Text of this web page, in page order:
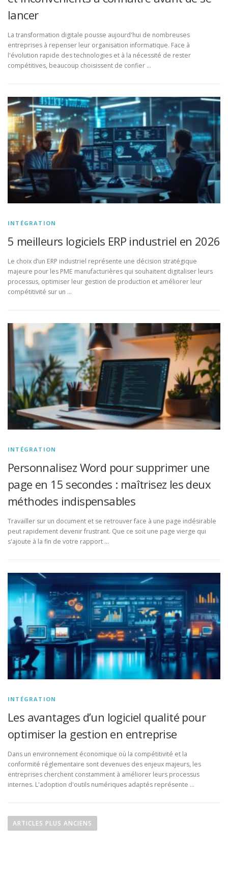
lancer
La transformation digitale pousse aujourd'hui de nombreuses
entreprises à repenser leur organisation informatique. Face à
l'évolution rapide des technologies et à la nécessité de rester
compétitives, beaucoup choisissent de confier …
INTÉGRATION
5 meilleurs logiciels ERP industriel en 2026
Le choix d’un ERP industriel représente une décision stratégique
majeure pour les PME manufacturières qui souhaitent digitaliser leurs
processus, optimiser leur gestion de production et améliorer leur
compétitivité sur un …
INTÉGRATION
Personnalisez Word pour supprimer une
page en 15 secondes : maîtrisez les deux
méthodes indispensables
Travailler sur un document et se retrouver face à une page indésirable
peut rapidement devenir frustrant. Que ce soit une page vierge qui
s'ajoute à la fin de votre rapport …
INTÉGRATION
Les avantages d’un logiciel qualité pour
optimiser la gestion en entreprise
Dans un environnement économique où la compétitivité et la
conformité réglementaire sont devenues des enjeux majeurs, les
entreprises cherchent constamment à améliorer leurs processus
internes. L'adoption d'outils numériques adaptés représente …
aARTICLES PLUS ANCIENS